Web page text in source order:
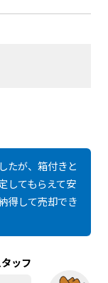
たが、箱付きと
してもらえて安
得して売却でき
ッフ